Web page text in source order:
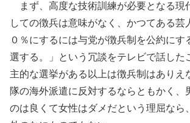
まず、高度な技術訓練が必要となる現
しての徴兵は意味がなく、かつてある芸
０％にするには与党が徴兵制を公約にす
選する。」という冗談をテレビで話した
主的な選挙がある以上は徴兵制はありえ
隊の海外派遣に反対するならともかく、
のは良くて女性はダメだという理屈なら